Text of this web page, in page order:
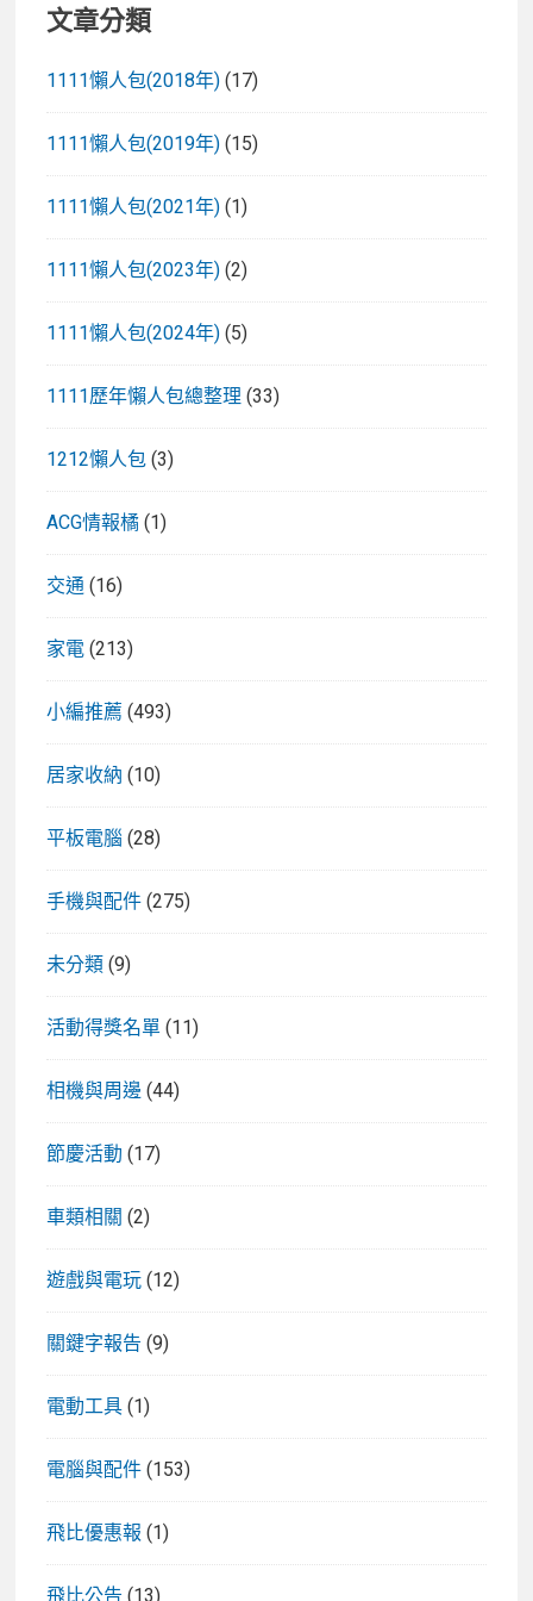
文章分類
1111懶人包(2018年) (17)
1111懶人包(2019年) (15)
1111懶人包(2021年) (1)
1111懶人包(2023年) (2)
1111懶人包(2024年) (5)
1111歷年懶人包總整理 (33)
1212懶人包 (3)
ACG情報橘 (1)
交通 (16)
家電 (213)
小編推薦 (493)
居家收納 (10)
平板電腦 (28)
手機與配件 (275)
未分類 (9)
活動得獎名單 (11)
相機與周邊 (44)
節慶活動 (17)
車類相關 (2)
遊戲與電玩 (12)
關鍵字報告 (9)
電動工具 (1)
電腦與配件 (153)
飛比優惠報 (1)
飛比公告 (13)